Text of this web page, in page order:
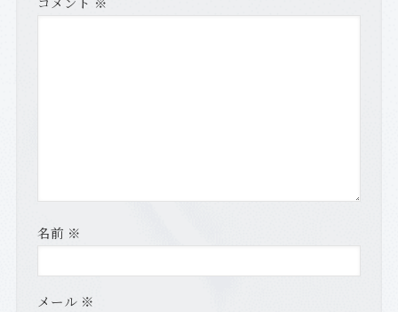
名前 ※
メール ※